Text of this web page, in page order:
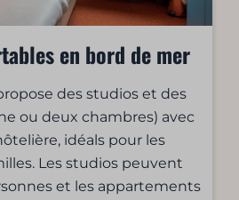
en bord de mer
des studios et des
ou deux chambres) avec
idéals pour les
Les studios peuvent
et les appartements